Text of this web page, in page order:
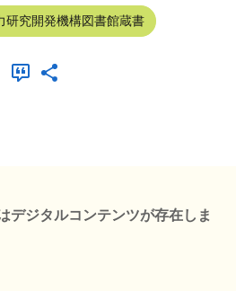
研究開発機構図書館蔵書
デジタルコンテンツが存在しま